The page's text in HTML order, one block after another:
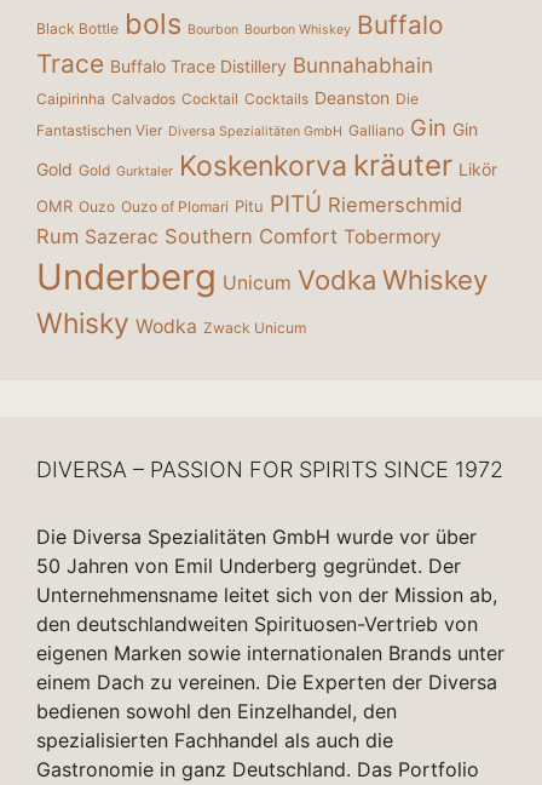
Black Bottle bols Bourbon Bourbon Whiskey Buffalo
Trace Buffalo Trace Distillery Bunnahabhain
Caipirinha Calvados Cocktail Cocktails Deanston Die
Fantastischen Vier Diversa Spezialitäten GmbH Galliano Gin Gin
Gold Gold Gurktaler Koskenkorva kräuter Likör
OMR Ouzo Ouzo of Plomari Pitu PITÚ Riemerschmid
Rum Sazerac Southern Comfort Tobermory
Underberg Unicum Vodka Whiskey
Whisky Wodka Zwack Unicum
DIVERSA – PASSION FOR SPIRITS SINCE 1972
Die Diversa Spezialitäten GmbH wurde vor über
50 Jahren von Emil Underberg gegründet. Der
Unternehmensname leitet sich von der Mission ab,
den deutschlandweiten Spirituosen-Vertrieb von
eigenen Marken sowie internationalen Brands unter
einem Dach zu vereinen. Die Experten der Diversa
bedienen sowohl den Einzelhandel, den
spezialisierten Fachhandel als auch die
Gastronomie in ganz Deutschland. Das Portfolio